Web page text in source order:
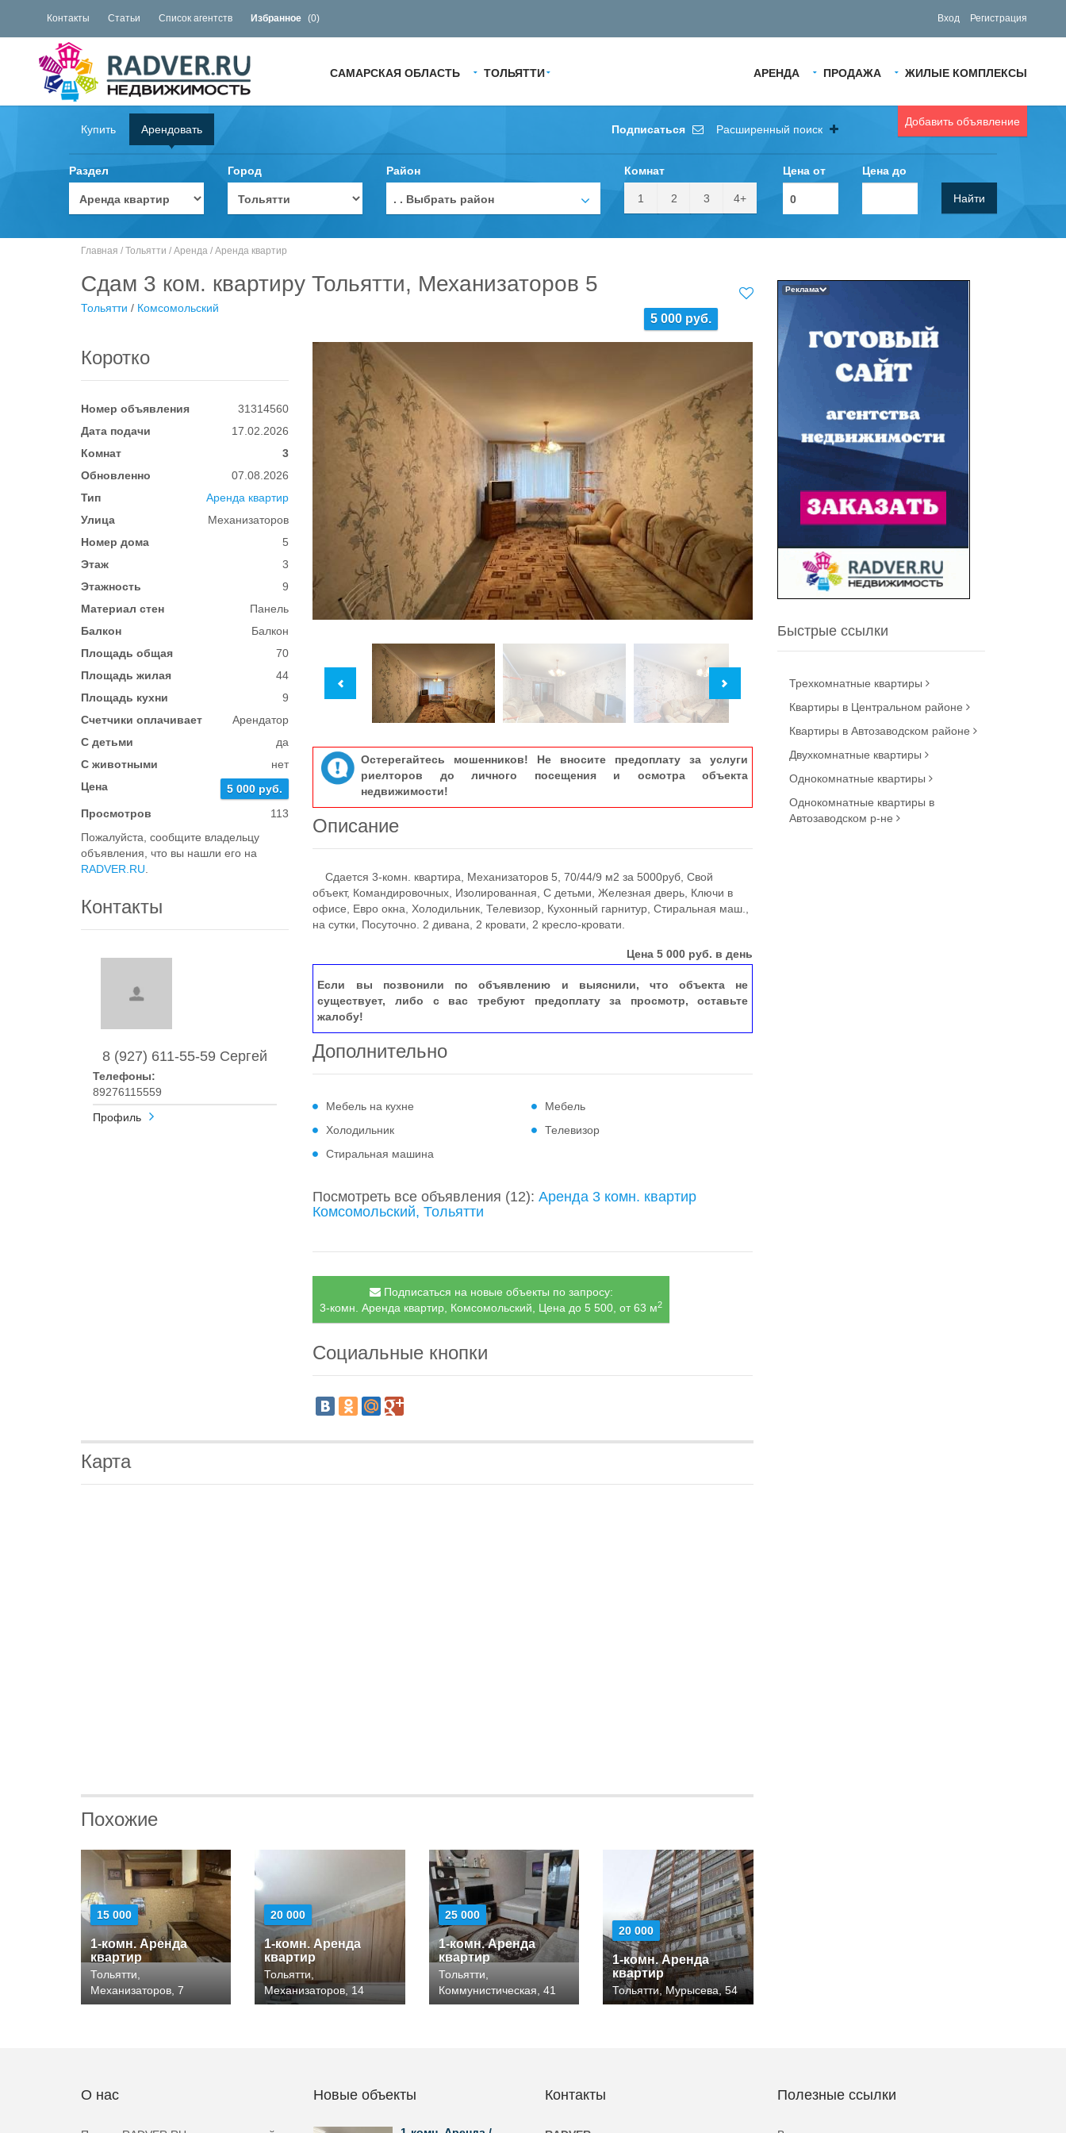
Контакты Статьи Список агентств Избранное (0) Вход Регистрация
АРЕНДА ПРОДАЖА ЖИЛЫЕ КОМПЛЕКСЫ
САМАРСКАЯ ОБЛАСТЬ ТОЛЬЯТТИ
Добавить объявление
Купить Арендовать Подписаться Расширенный поиск
Раздел Город Район
. . Выбрать район
Комнат
1 2 3 4+
Цена от Цена до
Найти
Главная / Тольятти / Аренда / Аренда квартир
Сдам 3 ком. квартиру Тольятти, Механизаторов 5
5 000 руб.
Тольятти / Комсомольский
Коротко
Номер объявления
31314560
Дата подачи
17.02.2026
Комнат
3
Обновленно
07.08.2026
Тип
Аренда квартир
Улица
Механизаторов
Номер дома
5
Этаж
3
Этажность
9
Материал стен
Панель
Балкон
Балкон
Площадь общая
70
Площадь жилая
44
Площадь кухни
9
Счетчики оплачивает
Арендатор
С детьми
да
С животными
нет
Цена
5 000 руб.
Просмотров
113
Пожалуйста, сообщите владельцу
объявления, что вы нашли его на
RADVER.RU
Контакты
8 (927) 611-55-59 Сергей
Телефоны:
89276115559
Профиль
Остерегайтесь мошенников! Не вносите предоплату за услуги
риелторов до личного посещения и осмотра объекта
недвижимости!
Описание
Сдается 3-комн. квартира, Механизаторов 5, 70/44/9 м2 за 5000руб, Свой
объект, Командировочных, Изолированная, С детьми, Железная дверь, Ключи в
офисе, Евро окна, Холодильник, Телевизор, Кухонный гарнитур, Стиральная маш.,
на сутки, Посуточно. 2 дивана, 2 кровати, 2 кресло-кровати.
Цена5 000 руб. в день
Если вы позвонили по объявлению и выяснили, что объекта не
существует, либо с вас требуют предоплату за просмотр, оставьте
жалобу!
Дополнительно
Мебель на кухне
Мебель
Холодильник
Телевизор
Стиральная машина
Посмотреть все объявления (12):Аренда 3 комн. квартир
Комсомольский, Тольятти
Подписаться на новые объекты по запросу:
3-комн. Аренда квартир, Комсомольский, Цена до 5 500, от 63 м2
Социальные кнопки
Карта
Похожие
15 000
1-комн. Аренда
квартир
Тольятти,
Механизаторов, 7
20 000
1-комн. Аренда
квартир
Тольятти,
Механизаторов, 14
25 000
1-комн. Аренда
квартир
Тольятти,
Коммунистическая, 41
20 000
1-комн. Аренда
квартир
Тольятти, Мурысева, 54
Реклама
Быстрые ссылки
Трехкомнатные квартиры
Квартиры в Центральном районе
Квартиры в Автозаводском районе
Двухкомнатные квартиры
Однокомнатные квартиры
Однокомнатные квартиры в
Автозаводском р-не
О нас Новые объекты Контакты Полезные ссылки